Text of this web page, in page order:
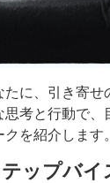
たに、引き寄せ
考と行動で、
を紹介します。
ップバ